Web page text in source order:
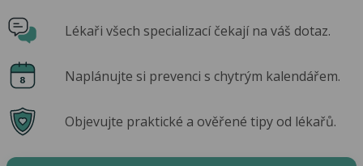
Lékaři všech specializací čekají na váš dotaz.
Naplánujte si prevenci s chytrým kalendářem.
Objevujte praktické a ověřené tipy od lékařů.